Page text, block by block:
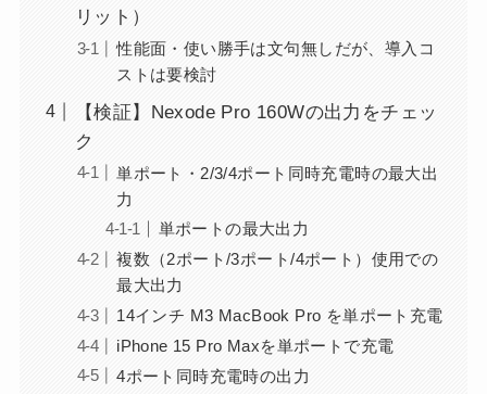
リット）
性能面・使い勝手は文句無しだが、導入コ
ストは要検討
【検証】Nexode Pro 160Wの出力をチェッ
ク
単ポート・2/3/4ポート同時充電時の最大出
力
単ポートの最大出力
複数（2ポート/3ポート/4ポート）使用での
最大出力
14インチ M3 MacBook Pro を単ポート充電
iPhone 15 Pro Maxを単ポートで充電
4ポート同時充電時の出力